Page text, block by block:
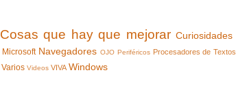
Cosas que hay que mejorar Curiosidades
Microsoft Navegadores OJO Periféricos Procesadores de Textos
Varios Videos VIVA Windows